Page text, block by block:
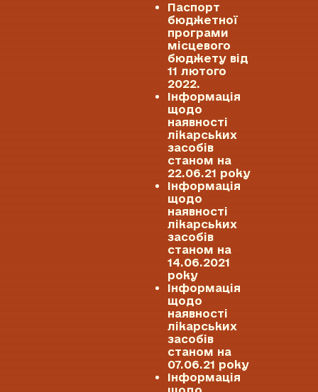
Паспорт
бюджетної
програми
місцевого
бюджету від
11 лютого
2022.
Інформація
щодо
наявності
лікарських
засобів
станом на
22.06.21 року
Інформація
щодо
наявності
лікарських
засобів
станом на
14.06.2021
року
Інформація
щодо
наявності
лікарських
засобів
станом на
07.06.21 року
Інформація